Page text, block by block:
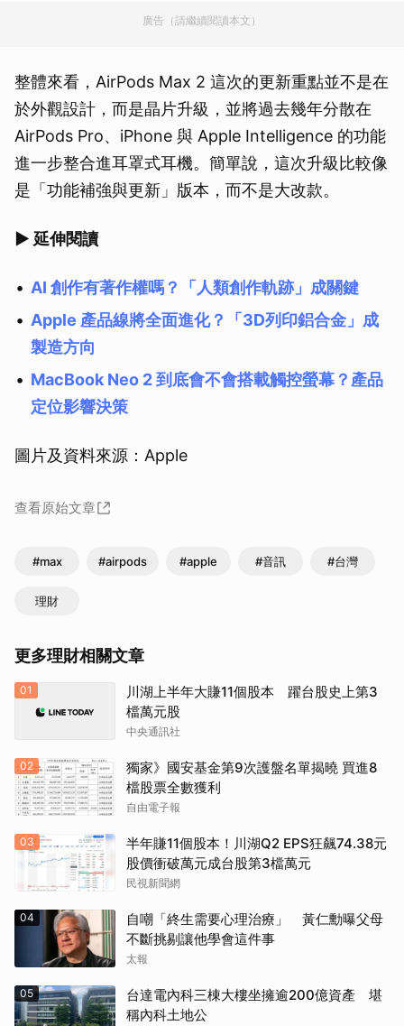
廣告（請繼續閱讀本文）
整體來看，AirPods Max 2 這次的更新重點並不是在
於外觀設計，而是晶片升級，並將過去幾年分散在
AirPods Pro、iPhone 與 Apple Intelligence 的功能
進一步整合進耳罩式耳機。簡單說，這次升級比較像
是「功能補強與更新」版本，而不是大改款。
▶ 延伸閱讀
AI 創作有著作權嗎？「人類創作軌跡」成關鍵
Apple 產品線將全面進化？「3D列印鋁合金」成
製造方向
MacBook Neo 2 到底會不會搭載觸控螢幕？產品
定位影響決策
圖片及資料來源：Apple
查看原始文章
#max #airpods #apple #音訊 #台灣
理財
更多理財相關文章
01
川湖上半年大賺11個股本 躍台股史上第3
檔萬元股
中央通訊社
02
獨家》國安基金第9次護盤名單揭曉 買進8
檔股票全數獲利
自由電子報
03
半年賺11個股本！川湖Q2 EPS狂飆74.38元
股價衝破萬元成台股第3檔萬元
民視新聞網
04
自嘲「終生需要心理治療」 黃仁勳曝父母
不斷挑剔讓他學會這件事
太報
05
台達電內科三棟大樓坐擁逾200億資產 堪
稱內科土地公